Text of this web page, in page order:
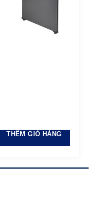
THÊM GIỎ HÀNG